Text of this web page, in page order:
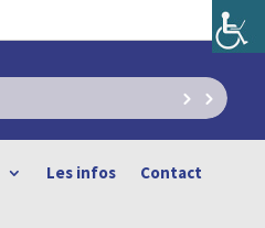
Les infos
Contact